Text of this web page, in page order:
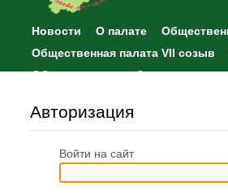
Новости О палате
Общественная палата VII созыв
Общественные наблюдения
Авторизация
Войти на сайт